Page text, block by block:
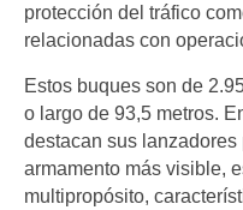
protección del tráfico
relacionadas con
Estos buques son de
o largo de 93,5 metros.
destacan sus
armamento más visible,
multipropósito,